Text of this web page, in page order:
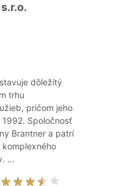
dôležitý
trhu
pričom jeho
Spoločnosť
Brantner a patrí
...